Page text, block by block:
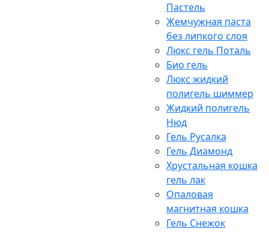
Пастель
Жемчужная паста
без липкого слоя
Люкс гель Поталь
Био гель
Люкс жидкий
полигель шиммер
Жидкий полигель
Нюд
Гель Русалка
Гель Диамонд
Хрустальная кошка
гель лак
Опаловая
магнитная кошка
Гель Снежок